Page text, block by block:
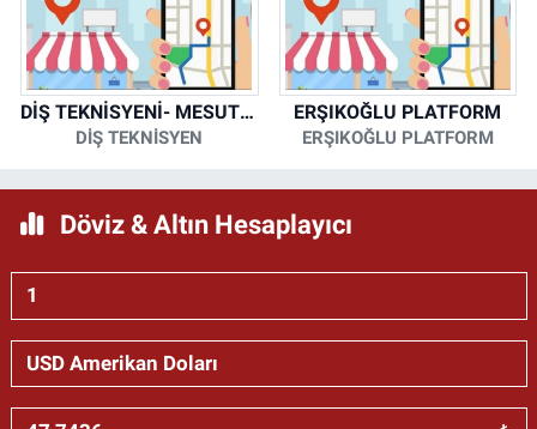
DİŞ TEKNİSYENİ- MESUT KORKMAZ
DİŞ TEKNİSYEN
ERŞIKOĞLU PLATFORM
ERŞIKOĞLU PLATFORM
Döviz & Altın Hesaplayıcı